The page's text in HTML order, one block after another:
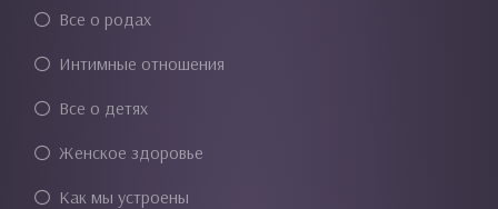
Все о родах
Интимные отношения
Все о детях
Женское здоровье
Как мы устроены